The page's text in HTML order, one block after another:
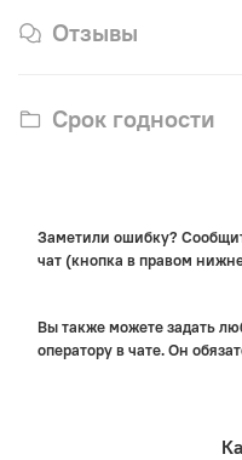
Отзывы
Срок годности
Заметили ошибку?
чат (кнопка в правом
Вы также можете задать
оператору в чате. Он